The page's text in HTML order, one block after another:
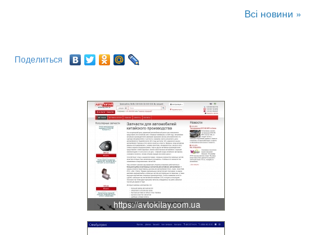
Всі новини »
Поделиться
https://avtokitay.com.ua